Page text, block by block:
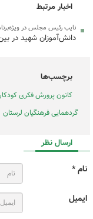
اخبار مرتبط
نایب رئیس مجلس در
دانش‌آموزان شهید در
برچسب‌ها
کانون پرورش فکری
گردهمایی فرهنگیان لرستان
ارسال نظر
نام *
ایمیل